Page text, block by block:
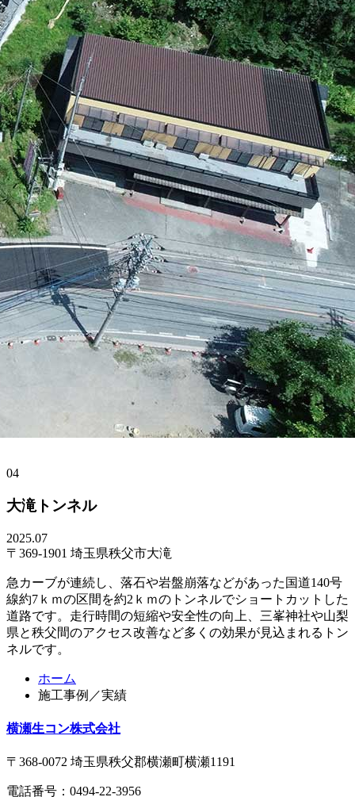
04
大滝トンネル
2025.07
〒369-1901 埼玉県秩父市大滝
急カーブが連続し、落石や岩盤崩落などがあった国道140号
線約7ｋｍの区間を約2ｋｍのトンネルでショートカットした
道路です。走行時間の短縮や安全性の向上、三峯神社や山梨
県と秩父間のアクセス改善など多くの効果が見込まれるトン
ネルです。
ン
本
の
の
頭
戻
ホーム
施工事例／実績
横瀬生コン株式会社
〒368-0072 埼玉県秩父郡横瀬町横瀬1191
電話番号： 0494-22-3956